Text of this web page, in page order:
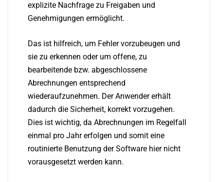
explizite Nachfrage zu Freigaben und
Genehmigungen ermöglicht.
Das ist hilfreich, um Fehler vorzubeugen und
sie zu erkennen oder um offene, zu
bearbeitende bzw. abgeschlossene
Abrechnungen entsprechend
wiederaufzunehmen. Der Anwender erhält
dadurch die Sicherheit, korrekt vorzugehen.
Dies ist wichtig, da Abrechnungen im Regelfall
einmal pro Jahr erfolgen und somit eine
routinierte Benutzung der Software hier nicht
vorausgesetzt werden kann.